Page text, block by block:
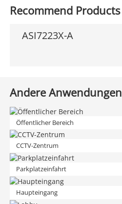
Recommend Products
ASI7223X-A
Andere Anwendungen
Öffentlicher Bereich
CCTV-Zentrum
Parkplatzeinfahrt
Haupteingang